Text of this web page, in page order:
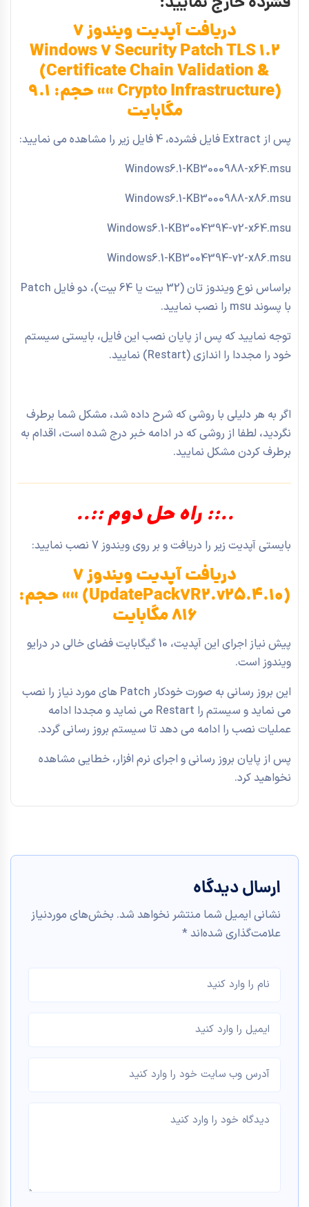
دریافت آپدیت ویندوز 7
Windows 7 Security Patch TLS 1.2
(Certificate Chain Validation &
Crypto Infrastructure) »» حجم: 9.1
مگابایت
پس از Extract فایل فشرده، 4 فایل زیر را مشاهده می نمایید:
Windows6.1-KB3000988-x64.msu
Windows6.1-KB3000988-x86.msu
Windows6.1-KB3004394-v2-x64.msu
Windows6.1-KB3004394-v2-x86.msu
براساس نوع ویندوز تان (32 بیت یا 64 بیت)، دو فایل Patch
با پسوند msu را نصب نمایید.
توجه نمایید که پس از پایان نصب این فایل، بایستی سیستم
خود را مجددا را اندازی (Restart) نمایید.
اگر به هر دلیلی با روشی که شرح داده شد، مشکل شما برطرف
نگردید، لطفا از روشی که در ادامه خبر درج شده است، اقدام به
برطرف کردن مشکل نمایید.
..:: راه حل دوم ::..
بایستی آپدیت زیر را دریافت و بر روی ویندوز 7 نصب نمایید:
دریافت آپدیت ویندوز 7
(UpdatePack7R2.v25.4.10) »» حجم:
816 مگابایت
پیش نیاز اجرای این آپدیت، 10 گیگابایت فضای خالی در درایو
ویندوز است.
این بروز رسانی به صورت خودکار Patch های مورد نیاز را نصب
می نماید و سیستم را Restart می نماید و مجددا ادامه
عملیات نصب را ادامه می دهد تا سیستم بروز رسانی گردد.
پس از پایان بروز رسانی و اجرای نرم افزار، خطایی مشاهده
نخواهید کرد.
ارسال دیدگاه
نشانی ایمیل شما منتشر نخواهد شد. بخش‌های موردنیاز
علامت‌گذاری شده‌اند *